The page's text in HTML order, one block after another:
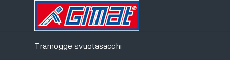
Tramogge svuotasacchi